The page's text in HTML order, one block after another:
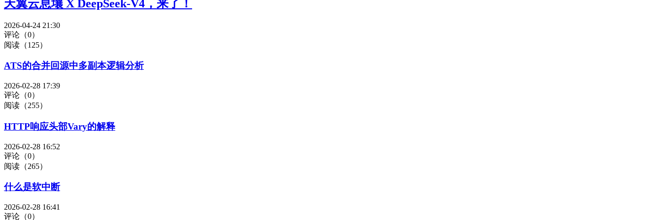
天翼云息壤 X DeepSeek-V4，来了！
2026-04-24 21:30
评论（0）
阅读（125）
ATS的合并回源中多副本逻辑分析
2026-02-28 17:39
评论（0）
阅读（255）
HTTP响应头部Vary的解释
2026-02-28 16:52
评论（0）
阅读（265）
什么是软中断
2026-02-28 16:41
评论（0）